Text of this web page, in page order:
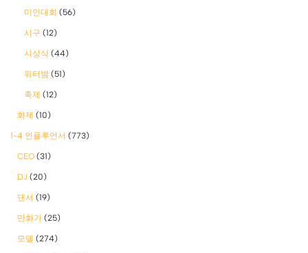
미인대회 (56)
시구 (12)
시상식 (44)
워터밤 (51)
축제 (12)
화제 (10)
1-4 인플루언서 (773)
CEO (31)
DJ (20)
댄서 (19)
만화가 (25)
모델 (274)